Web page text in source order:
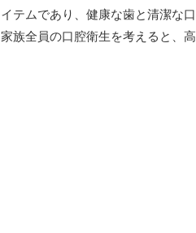
テムであり、健康な歯と清潔な口
族全員の口腔衛生を考えると、高